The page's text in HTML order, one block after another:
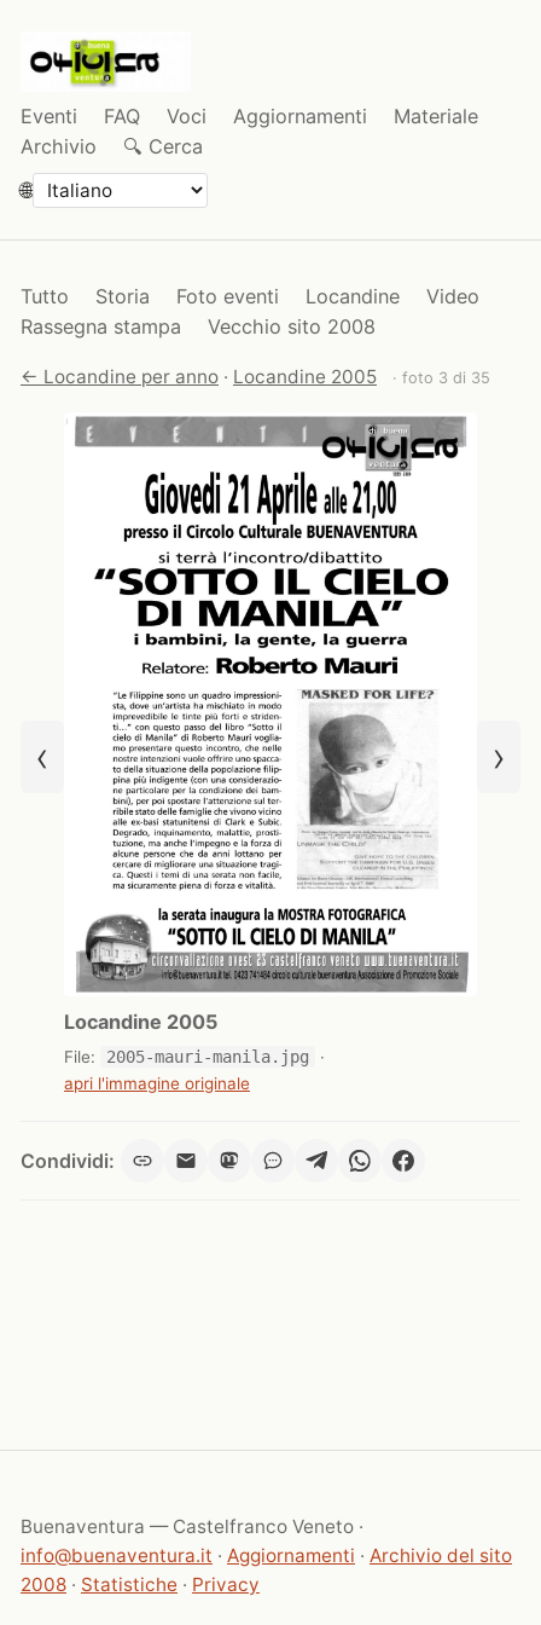
Eventi FAQ Voci Aggiornamenti
Materiale
Archivio
🔍 Cerca
🌐
Tutto Storia Foto eventi Locandine
Video
Rassegna stampa
Vecchio sito 2008
← Locandine per anno · Locandine 2005 · foto 3 di 35
‹
Locandine 2005
File: 2005-mauri-manila.jpg
·
apri l'immagine originale
›
Condividi:
Buenaventura — Castelfranco Veneto ·
info@buenaventura.it · Aggiornamenti · Archivio del sito
2008 · Statistiche · Privacy